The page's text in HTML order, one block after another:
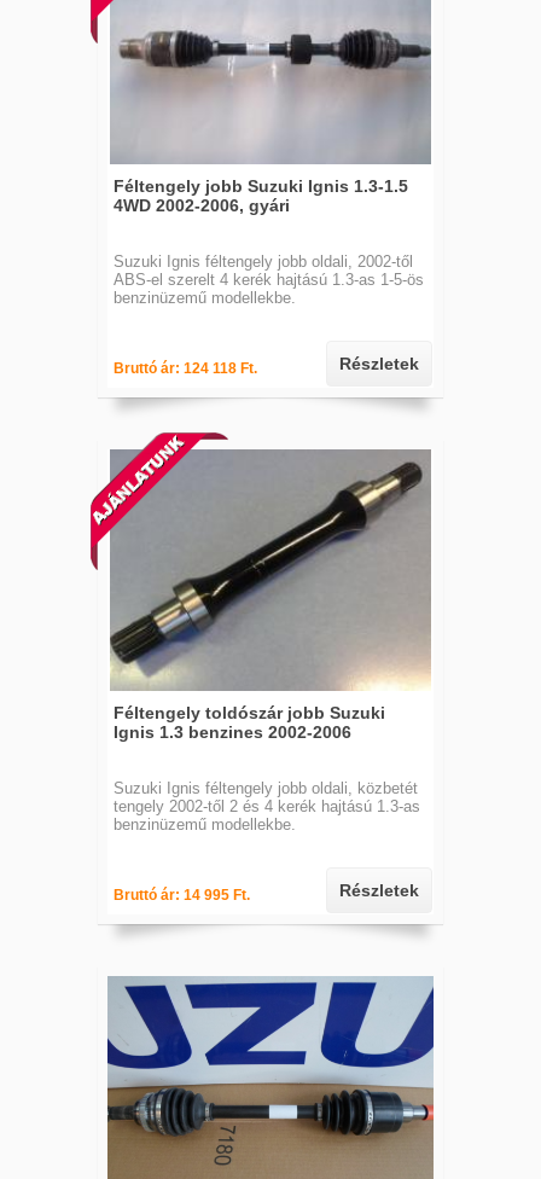
Féltengely jobb Suzuki Ignis 1.3-1.5
4WD 2002-2006, gyári
Suzuki Ignis féltengely jobb oldali, 2002-től
ABS-el szerelt 4 kerék hajtású 1.3-as 1-5-ös
benzinüzemű modellekbe.
Bruttó ár: 124 118 Ft. Részletek
Féltengely toldószár jobb Suzuki
Ignis 1.3 benzines 2002-2006
Suzuki Ignis féltengely jobb oldali, közbetét
tengely 2002-től 2 és 4 kerék hajtású 1.3-as
benzinüzemű modellekbe.
Bruttó ár: 14 995 Ft. Részletek